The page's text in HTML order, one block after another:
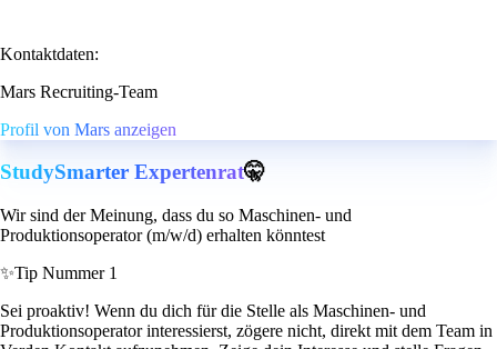
Kontaktdaten:
Mars Recruiting-Team
Profil von Mars anzeigen
StudySmarter Expertenrat🤫
Wir sind der Meinung, dass du so Maschinen- und
Produktionsoperator (m/w/d) erhalten könntest
✨Tip Nummer 1
Sei proaktiv! Wenn du dich für die Stelle als Maschinen- und
Produktionsoperator interessierst, zögere nicht, direkt mit dem Team in